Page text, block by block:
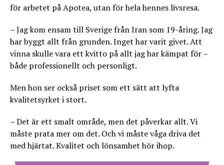
för arbetet på Apotea, utan för hela hennes livsresa.
– Jag kom ensam till Sverige från Iran som 19-åring. Jag
har byggt allt från grunden. Inget har varit givet. Att
vinna skulle vara ett kvitto på allt jag har kämpat för –
både professionellt och personligt.
Men hon ser också priset som ett sätt att lyfta
kvalitetsyrket i stort.
– Det är ett smalt område, men det påverkar allt. Vi
måste prata mer om det. Och vi måste våga driva det
med hjärtat. Kvalitet och lönsamhet hör ihop.